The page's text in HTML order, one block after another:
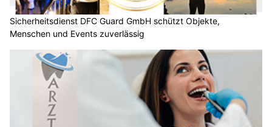
Sicherheitsdienst DFC Guard GmbH schützt Objekte,
Menschen und Events zuverlässig